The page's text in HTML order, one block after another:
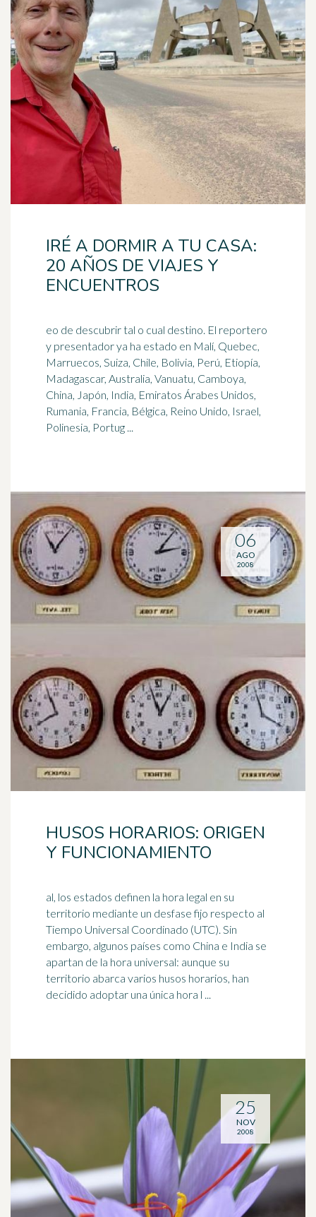
IRÉ A DORMIR A TU CASA:
20 AÑOS DE VIAJES Y
ENCUENTROS
eo de descubrir tal o cual destino. El reportero
y presentador ya ha estado en Malí, Quebec,
Marruecos, Suiza, Chile, Bolivia, Perú, Etiopía,
Madagascar, Australia, Vanuatu, Camboya,
China, Japón, India, Emiratos Árabes Unidos,
Rumania, Francia, Bélgica, Reino Unido, Israel,
Polinesia, Portug ...
HUSOS HORARIOS: ORIGEN
Y FUNCIONAMIENTO
al, los estados definen la hora legal en su
territorio mediante un desfase fijo respecto al
Tiempo Universal Coordinado (UTC). Sin
embargo, algunos países como China e India se
apartan de la hora universal: aunque su
territorio abarca varios husos horarios, han
decidido adoptar una única hora l ...
06
AGO
2008
25
NOV
2008